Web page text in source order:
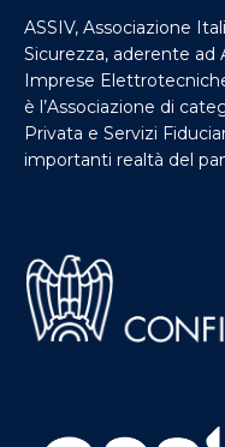
ASSIV, Associazione
Sicurezza, aderente ad
Imprese
è l’Associazione di
Privata e Servizi
importanti realtà del